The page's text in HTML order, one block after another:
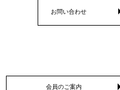
お問い合わせ
会員のご案内